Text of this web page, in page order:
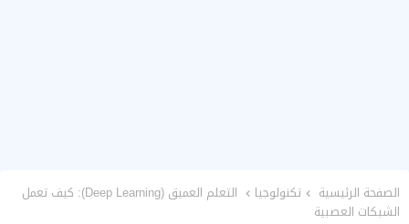
الصفحة الرئيسية تكنولوجيا
التعلم العميق (Deep Learning): كيف تعمل
الشبكات العصبية